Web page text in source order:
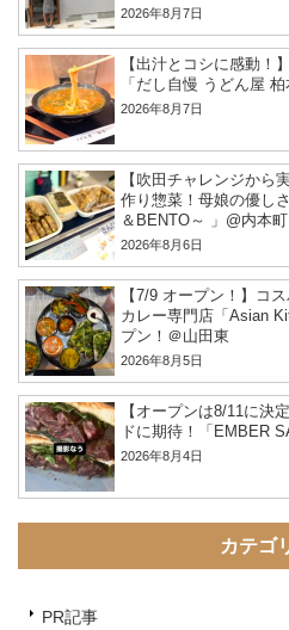
2026年8月7日
【出汁とコシに感動！
「だし自慢 うどん屋
2026年8月7日
【吹田チャレンジから
作り惣菜！母娘の優し
＆BENTO～ 」@内本町
2026年8月6日
【7/9 オープン！】コ
カレー専門店「Asian
プン！＠山田東
2026年8月5日
【オープンは8/11に決
ドに期待！「EMBER
2026年8月4日
カテゴ
PR記事